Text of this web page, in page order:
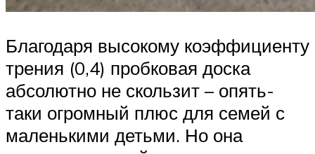
Благодаря высокому коэффициенту
трения (0,4) пробковая доска
абсолютно не скользит – опять-
таки огромный плюс для семей с
маленькими детьми. Но она